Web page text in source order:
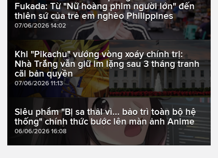
Fukada: Từ "Nữ hoàng phim người lớn" đến
thiên sứ của trẻ em nghèo Philippines
07/06/2026 14:02
Khi "Pikachu" vướng vòng xoáy chính trị:
Nhà Trắng vẫn giữ im lặng sau 3 tháng tranh
cãi bản quyền
07/06/2026 11:13
Siêu phẩm "Bị sa thải vì... bảo trì toàn bộ hệ
thống" chính thức bước lên màn ảnh Anime
06/06/2026 16:08